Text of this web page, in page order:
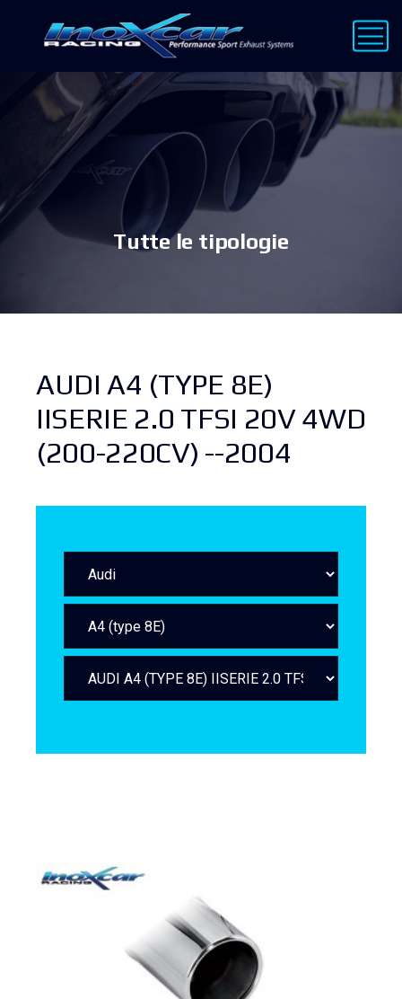
Tutte le tipologie
AUDI A4 (TYPE 8E)
IISERIE 2.0 TFSI 20V 4WD
(200-220CV) --2004